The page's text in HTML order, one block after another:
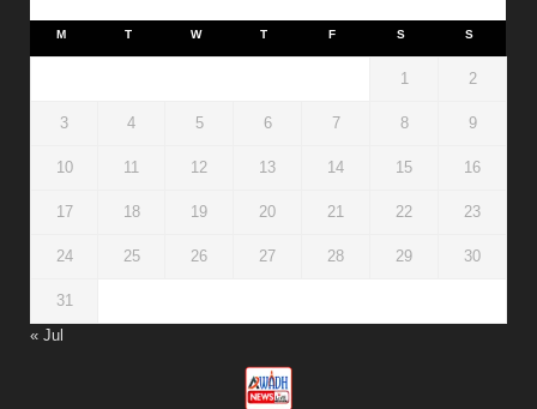
M T W T F S S
1 2
3 4 5 6 7 8 9
10 11 12 13 14 15 16
17 18 19 20 21 22 23
24 25 26 27 28 29 30
31
« Jul